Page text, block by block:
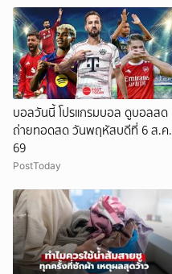
บอลวันนี้ โปรแกรมบอล ดูบอลสด
ถ่ายทอดสด วันพฤหัสบดีที่ 6 ส.ค.
69
PostToday